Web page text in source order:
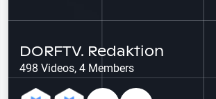
DORFTV. Redaktion
498 Videos, 4 Members